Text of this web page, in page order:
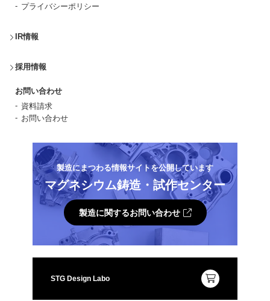
プライバシーポリシー
IR情報
採用情報
お問い合わせ
資料請求
お問い合わせ
製造にまつわる情報サイトを公開しています
マグネシウム鋳造・試作センター
製造に関するお問い合わせ
STG Design Labo